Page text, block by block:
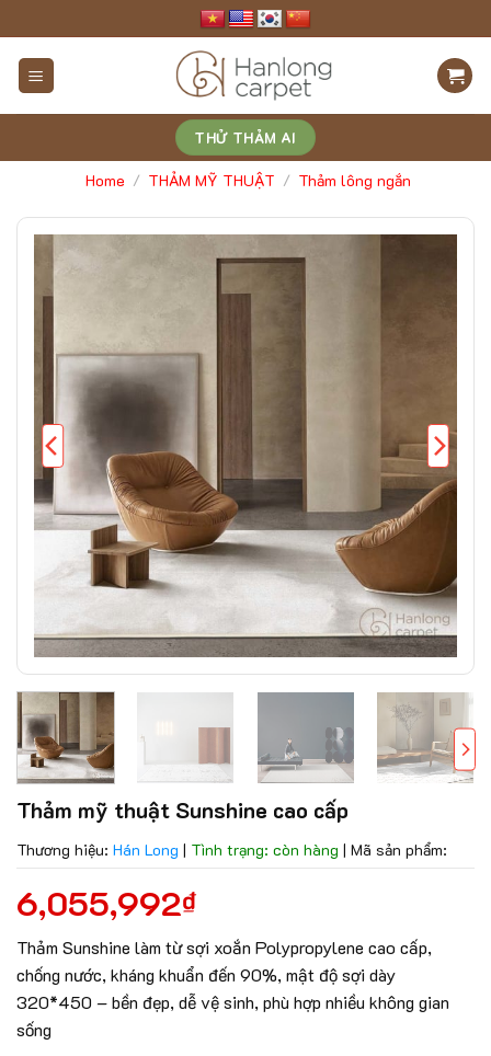
to
content
THỬ THẢM AI
Home / THẢM MỸ THUẬT / Thảm lông ngắn
Thảm mỹ thuật Sunshine cao cấp
Thương hiệu: Hán Long | Tình trạng: còn hàng | Mã sản phẩm:
6,055,992₫
Thảm Sunshine làm từ sợi xoắn Polypropylene cao cấp,
chống nước, kháng khuẩn đến 90%, mật độ sợi dày
320*450 – bền đẹp, dễ vệ sinh, phù hợp nhiều không gian
sống